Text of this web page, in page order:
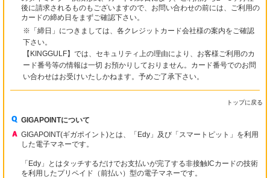
後に請求されるものもございますので、お問い合わせの前には、ご利用の
カードの締め日をまずご確認下さい。
※「締日」につきましては、各クレジットカード会社様の案内をご確認
下さい。
【KINGGULF】では、セキュリティ上の理由により、お客様ご利用のカ
ード番号等の情報は一切 お預かりしておりません。カード番号でのお問
い合わせはお受けいたしかねます。予めご了承下さい。
トップに戻る
GIGAPOINTについて
GIGAPOINT(ギガポイント)とは、「Edy」及び「スマートピット」を利用
した電子マネーです。
「Edy」とはタッチするだけでお支払いが完了する非接触ICカードの技術
を利用したプリペイド（前払い）型の電子マネーです。